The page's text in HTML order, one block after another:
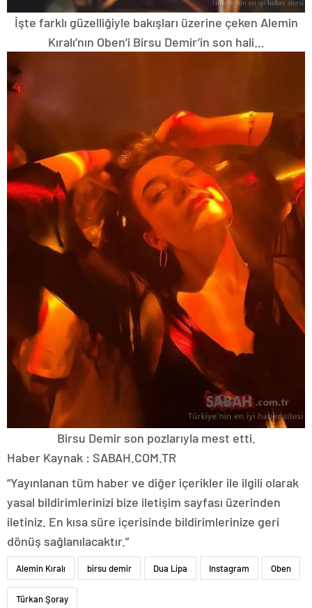
İşte farklı güzelliğiyle bakışları üzerine çeken Alemin
Kıralı’nın Oben’i Birsu Demir’in son hali…
Birsu Demir son pozlarıyla mest etti.
Haber Kaynak : SABAH.COM.TR
“Yayınlanan tüm haber ve diğer içerikler ile ilgili olarak
yasal bildirimlerinizi bize iletişim sayfası üzerinden
iletiniz. En kısa süre içerisinde bildirimlerinize geri
dönüş sağlanılacaktır.”
Alemin Kıralı birsu demir Dua Lipa Instagram Oben
Türkan Şoray